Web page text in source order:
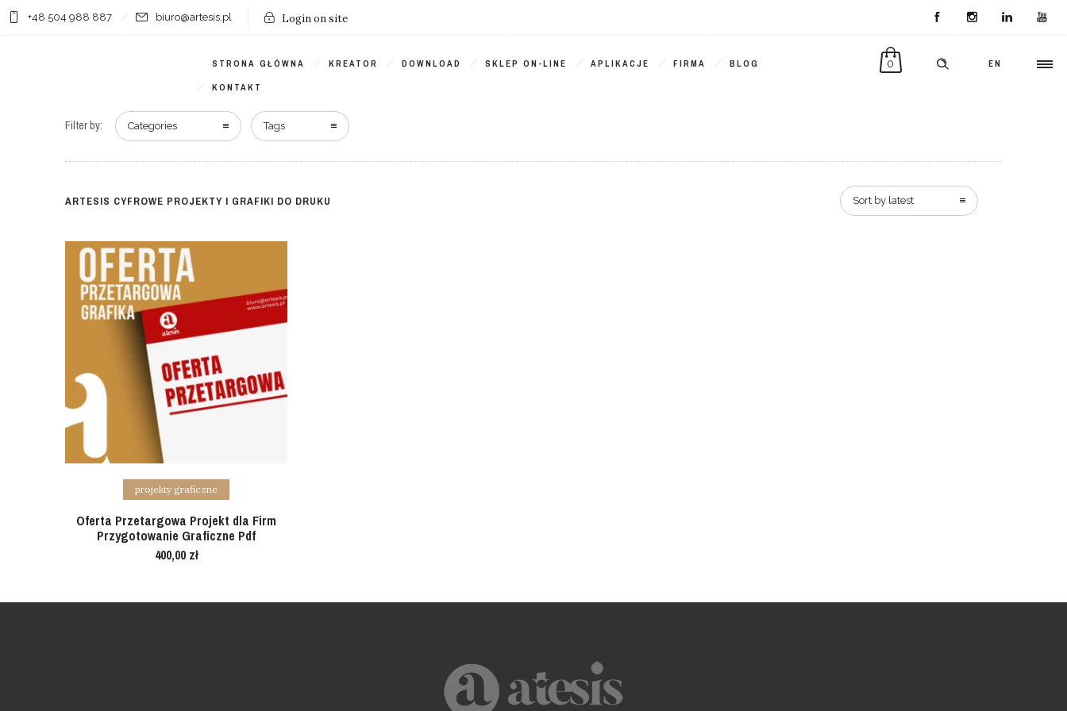
+48 504 988 887 biuro@artesis.pl Login on site
EN
0
STRONA GŁÓWNA KREATOR DOWNLOAD SKLEP ON-LINE APLIKACJE FIRMA BLOG
KONTAKT
Filter by: Categories Tags
ARTESIS CYFROWE PROJEKTY I GRAFIKI DO DRUKU Sort by latest
Add to cart
projekty graficzne
Oferta Przetargowa Projekt dla Firm
Przygotowanie Graficzne Pdf
400,00 zł